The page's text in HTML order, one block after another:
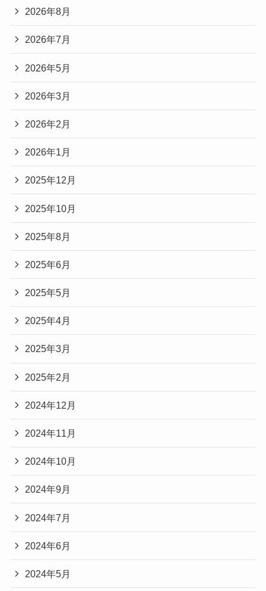
2026年8月
2026年7月
2026年5月
2026年3月
2026年2月
2026年1月
2025年12月
2025年10月
2025年8月
2025年6月
2025年5月
2025年4月
2025年3月
2025年2月
2024年12月
2024年11月
2024年10月
2024年9月
2024年7月
2024年6月
2024年5月